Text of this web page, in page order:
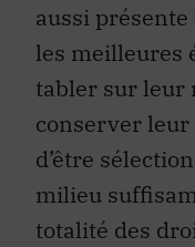
aussi
les meilleures
tabler sur leur
conserver
d’être
milieu
totalité des